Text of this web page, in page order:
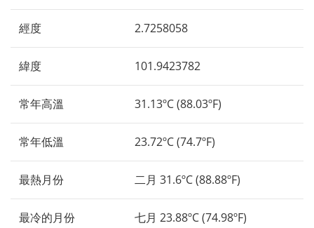
經度 2.7258058
緯度 101.9423782
常年高溫 31.13ºC (88.03ºF)
常年低溫 23.72ºC (74.7ºF)
最熱月份 二月 31.6ºC (88.88ºF)
最冷的月份 七月 23.88ºC (74.98ºF)